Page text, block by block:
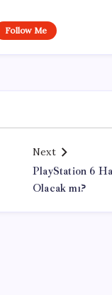
Follow Me
Next
PlayStation 6
Olacak mı?